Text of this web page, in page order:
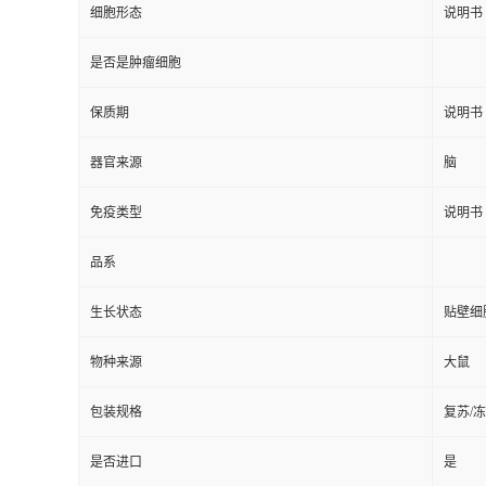
细胞形态 说明书
是否是肿瘤细胞
保质期 说明书
器官来源 脑
免疫类型 说明书
品系
生长状态 贴壁细
物种来源 大鼠
包装规格 复苏/
是否进口 是